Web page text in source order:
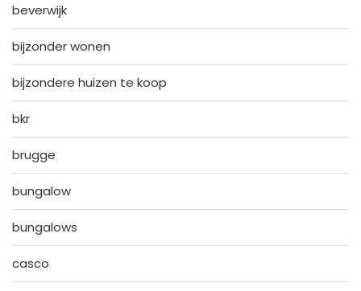
beverwijk
bijzonder wonen
bijzondere huizen te koop
bkr
brugge
bungalow
bungalows
casco